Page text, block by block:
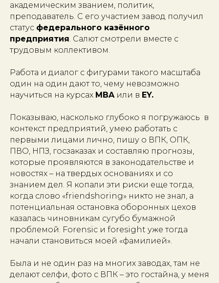
академическим званием, политик,
преподаватель. С его участием завод получил
статус федерального казённого
предприятия. Салют смотрели вместе с
трудовым коллективом.
Работа и диалог с фигурами такого масштаба
один на один дают то, чему невозможно
научиться на курсах MBAили в EY.
Показываю, насколько глубоко я погружаюсь в
контекст предприятий, умею работать с
первыми лицами лично, пишу о ВПК, ОПК,
ПВО, НПЗ, госзаказах и составляю прогнозы,
которые проявляются в законодательстве и
новостях – на твердых основаниях и со
знанием дел. Я копали эти риски еще тогда,
когда слово «friendshoring» никто не знал, а
потенциальная остановка оборонных цехов
казалась чиновникам сугубо бумажной
проблемой. Forensic и foresight уже тогда
начали становиться моей «фамилией».
Была и не один раз на многих заводах, там не
делают селфи, фото с ВПК – это гостайна, у меня